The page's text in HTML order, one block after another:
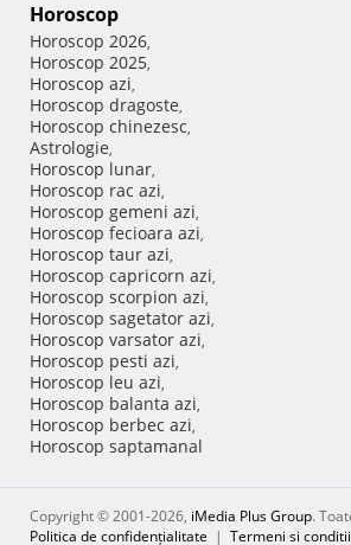
Horoscop
Horoscop 2026,
Horoscop 2025,
Horoscop azi,
Horoscop dragoste,
Horoscop chinezesc,
Astrologie,
Horoscop lunar,
Horoscop rac azi,
Horoscop gemeni azi,
Horoscop fecioara azi,
Horoscop taur azi,
Horoscop capricorn azi,
Horoscop scorpion azi,
Horoscop sagetator azi,
Horoscop varsator azi,
Horoscop pesti azi,
Horoscop leu azi,
Horoscop balanta azi,
Horoscop berbec azi,
Horoscop saptamanal
Copyright © 2001-2026, iMedia Plus Group.
Politica de confidențialitate | Termeni si conditii